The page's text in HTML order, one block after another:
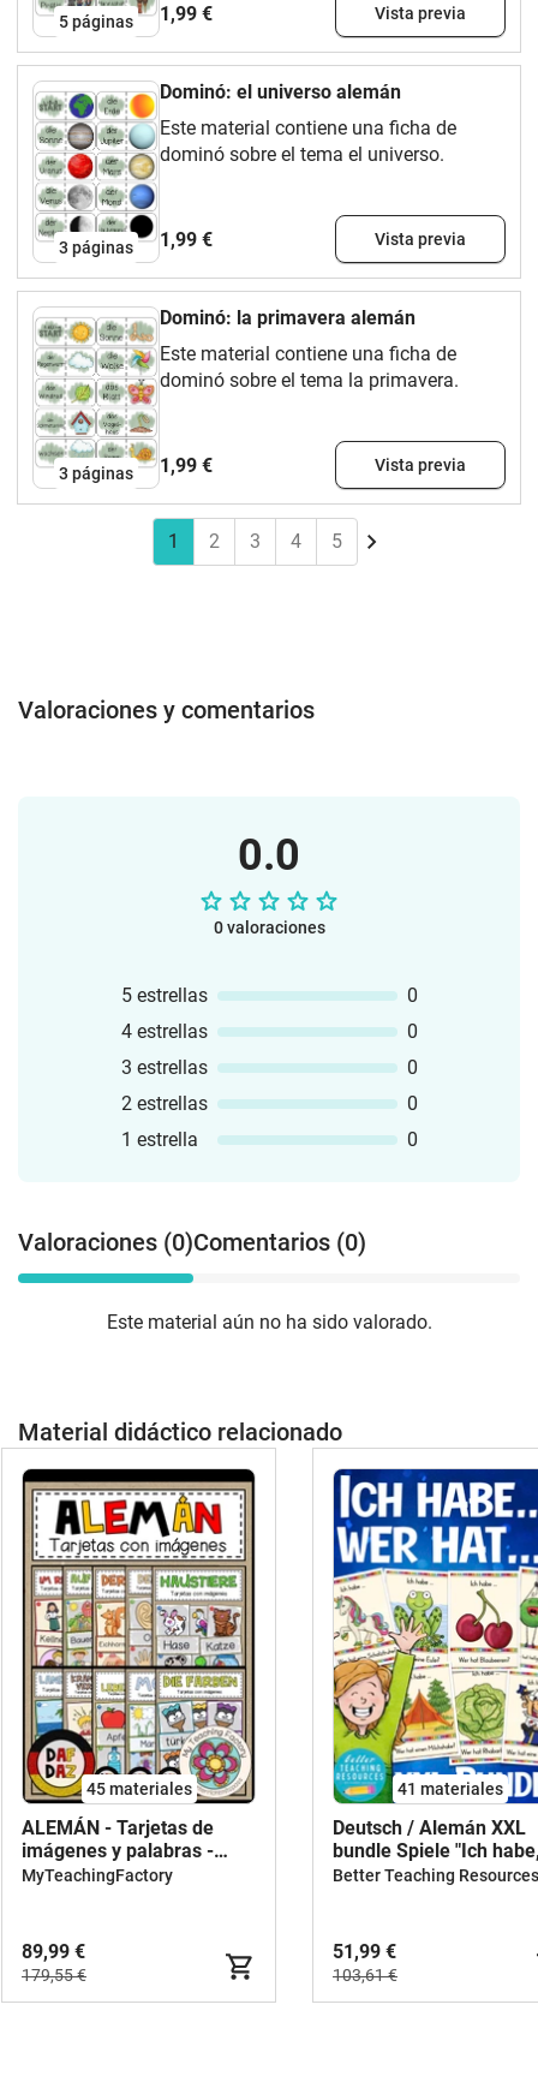
5páginas 1,99 € Vista previa
3 páginas
Dominó: el universo alemán
Este material contiene una ficha de
dominó sobre el tema el universo.
1,99 € Vista previa
3 páginas
Dominó: la primavera alemán
Este material contiene una ficha de
dominó sobre el tema la primavera.
1,99 € Vista previa
1 2 3 4 5
Valoraciones y comentarios
0.0
0 valoraciones
5 estrellas
0
4 estrellas
0
3 estrellas
0
2 estrellas
0
1 estrella
0
Valoraciones (0)Comentarios (0)
Este material aún no ha sido valorado.
Material didáctico relacionado
45 materiales
ALEMÁN - Tarjetas de
imágenes y palabras -
PAQUETE DE AHORRO
MyTeachingFactory
89,99 €
179,55 €
41 materiales
Deutsch / Alemán XXL
bundle Spiele "Ich
wer hat?"
51,99 €
103,61 €